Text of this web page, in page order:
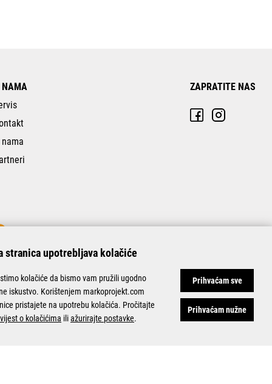
NAMA
nama
ZAPRATITE NAS
stranica upotrebljava kolačiće
kolačiće da bismo vam pružili ugodno
iskustvo. Korištenjem markoprojekt.com
pristajete na upotrebu kolačića. Pročitajte
o kolačićima iliažurirajte postavke.
Prihvaćam sve
Prihvaćam nužne